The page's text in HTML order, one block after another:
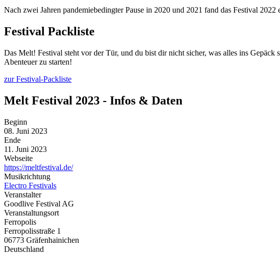
Nach zwei Jahren pandemiebedingter Pause in 2020 und 2021 fand das Festival
Festival Packliste
Das Melt! Festival steht vor der Tür, und du bist dir nicht sicher, was alles ins Gepäck
Abenteuer zu starten!
zur Festival-Packliste
Melt Festival 2023 - Infos & Daten
Beginn
08. Juni 2023
Ende
11. Juni 2023
Webseite
https://meltfestival.de/
Musikrichtung
Electro Festivals
Veranstalter
Goodlive Festival AG
Veranstaltungsort
Ferropolis
Ferropolisstraße 1
06773 Gräfenhainichen
Deutschland